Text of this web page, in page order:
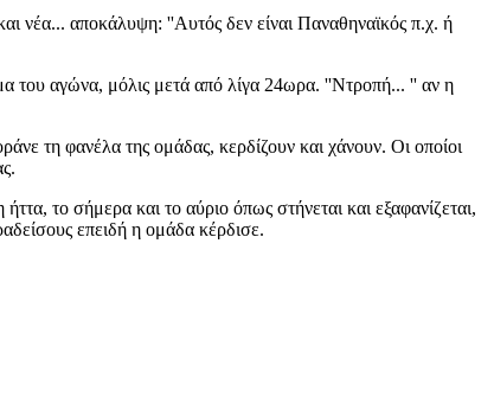
νέα... αποκάλυψη: ''Αυτός δεν είναι Παναθηναϊκός π.χ. ή
του αγώνα, μόλις μετά από λίγα 24ωρα. ''Ντροπή... '' αν η
τη φανέλα της ομάδας, κερδίζουν και χάνουν. Οι οποίοι
το σήμερα και το αύριο όπως στήνεται και εξαφανίζεται,
επειδή η ομάδα κέρδισε.